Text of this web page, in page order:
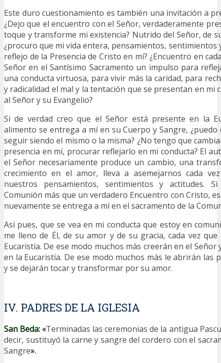
Este duro cuestionamiento es también una invitación a
¿Dejo que el encuentro con el Señor, verdaderamente
toque y transforme mi existencia? Nutrido del Señor, de
¿procuro que mi vida entera, pensamientos, sentimientos
reflejo de la Presencia de Cristo en mí? ¿Encuentro en
Señor en el Santísimo Sacramento un impulso para
una conducta virtuosa, para vivir más la caridad, para
y radicalidad el mal y la tentación que se presentan en mi
al Señor y su Evangelio?
Si de verdad creo que el Señor está presente en la
alimento se entrega a mí en su Cuerpo y Sangre,
seguir siendo el mismo o la misma? ¿No tengo que
presencia en mí, procurar reflejarlo en mi conducta? El
el Señor necesariamente produce un cambio, una
crecimiento en el amor, lleva a asemejarnos cada
nuestros pensamientos, sentimientos y actitudes.
Comunión más que un verdadero Encuentro con Cristo,
nuevamente se entrega a mí en el sacramento de la
Así pues, que se vea en mi conducta que estoy en
me lleno de Él, de su amor y de su gracia, cada vez
Eucaristía. De ese modo muchos más creerán en el
en la Eucaristía. De ese modo muchos más le abrirán las
y se dejarán tocar y transformar por su amor.
IV. PADRES DE LA IGLESIA
San Beda: «Terminadas las ceremonias de la antigua
decir, sustituyó la carne y sangre del cordero con el
Sangre».